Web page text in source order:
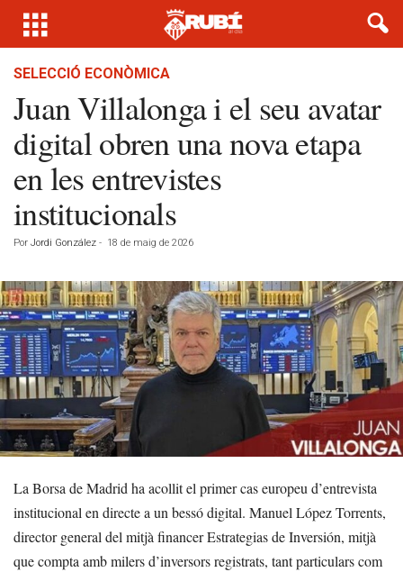
SELECCIÓ ECONÒMICA
Juan Villalonga i el seu avatar
digital obren una nova etapa
en les entrevistes
institucionals
Por Jordi González - 18 de maig de 2026
La Borsa de Madrid ha acollit el primer cas europeu d’entrevista
institucional en directe a un bessó digital. Manuel López Torrents,
director general del mitjà financer Estrategias de Inversión, mitjà
que compta amb milers d’inversors registrats, tant particulars com